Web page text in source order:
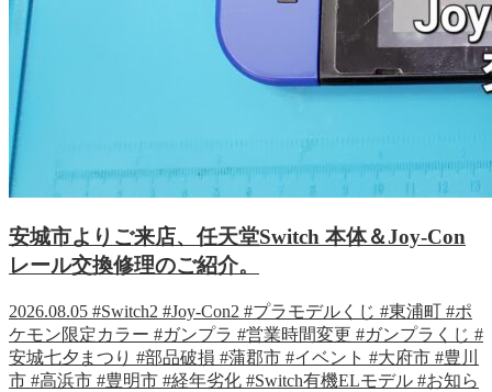
安城市よりご来店、任天堂Switch 本体＆Joy-Con
レール交換修理のご紹介。
2026.08.05 #Switch2 #Joy-Con2 #プラモデルくじ #東浦町 #ポ
ケモン限定カラー #ガンプラ #営業時間変更 #ガンプラくじ #
安城七夕まつり #部品破損 #蒲郡市 #イベント #大府市 #豊川
市 #高浜市 #豊明市 #経年劣化 #Switch有機ELモデル #お知ら